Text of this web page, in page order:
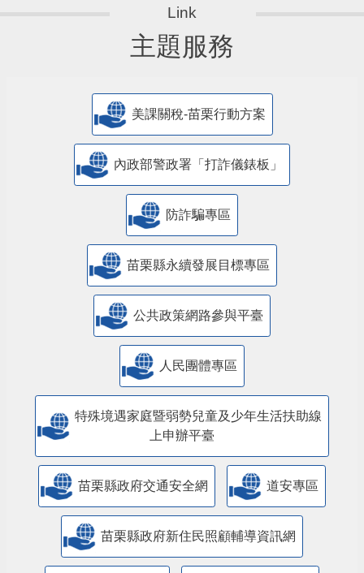
主題服務
美課關稅-苗栗行動方案
內政部警政署「打詐儀錶板」
防詐騙專區
苗栗縣永續發展目標專區
公共政策網路參與平臺
人民團體專區
特殊境遇家庭暨弱勢兒童及少年生活扶助線
上申辦平臺
苗栗縣政府交通安全網 道安專區
苗栗縣政府新住民照顧輔導資訊網